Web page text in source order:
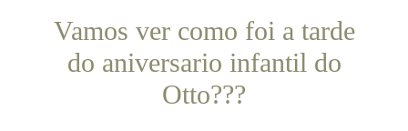
Vamos ver como foi a tarde
do aniversario infantil do
Otto???